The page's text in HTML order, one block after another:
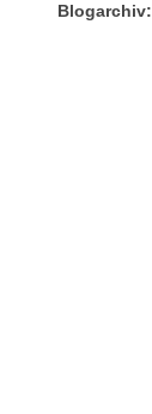
Blogarchiv: